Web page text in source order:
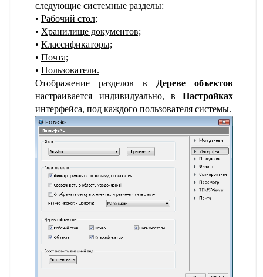
следующие системные разделы:
Рабочий стол;
Хранилище документов;
Классификаторы;
Почта;
Пользователи.
Отображение разделов в
Дереве объектов
настраивается индивидуально, в Настройках
интерфейса, под каждого пользователя системы.